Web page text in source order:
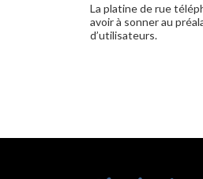
La platine de rue
avoir à sonner au
d’utilisateurs.